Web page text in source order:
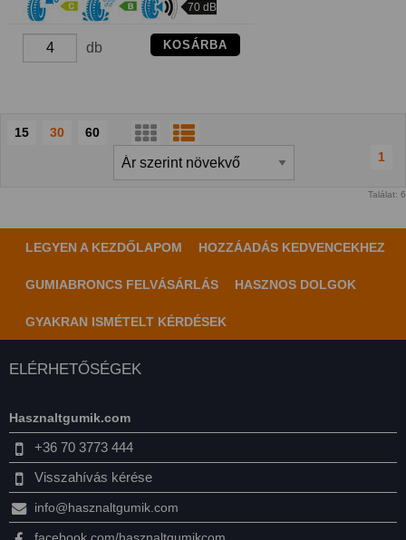
70 dB
db KOSÁRBA
15 30
60
1
Találat: 6
LEGYEN A KEZDŐLAPOM HOZZÁADÁS KEDVENCEKHEZ
GUMIABRONCS FELVÁSÁRLÁS HASZNOS DOLGOK
GYAKRAN ISMÉTELT KÉRDÉSEK
ELÉRHETŐSÉGEK
Hasznaltgumik.com
+36 70 3773 444
Visszahívás kérése
info@hasznaltgumik.com